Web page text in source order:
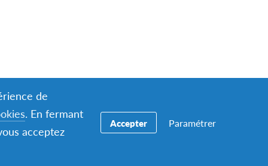
de
. En fermant
acceptez
Accepter Paramétrer